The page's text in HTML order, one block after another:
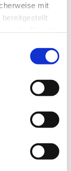
mit
Link in der
um diese
Hinweis